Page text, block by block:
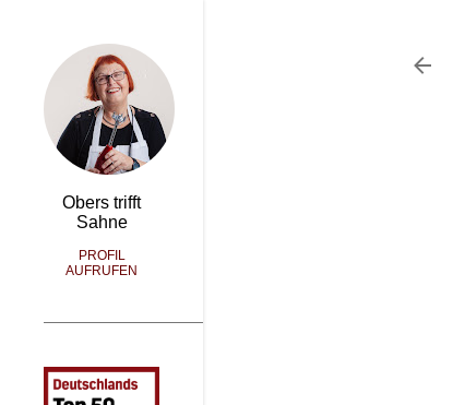
Obers trifft
Sahne
PROFIL
AUFRUFEN